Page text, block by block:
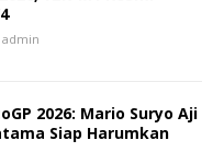
admin
2026: Mario Suryo Aji
Siap Harumkan